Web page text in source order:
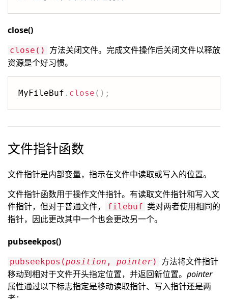
close()
close()
方法关闭文件。完成文件操作后关闭文件以释放
资源是个好习惯。
MyFileBuf . close ( ) ;
文件指针函数
文件指针是内部变量，指示在文件中读取或写入的位置。
文件指针函数用于操作文件指针。有读取文件指针和写入文
件指针，但对于普通文件，
filebuf 类对两者使用相同的
指针，因此更改其中一个也会更改另一个。
pubseekpos()
pubseekpos(position , pointer)
方法将文件指针
移动到相对于文件开头指定位置，并返回新位置。 pointer
属性通过以下标志指定是移动读取指针、写入指针还是两